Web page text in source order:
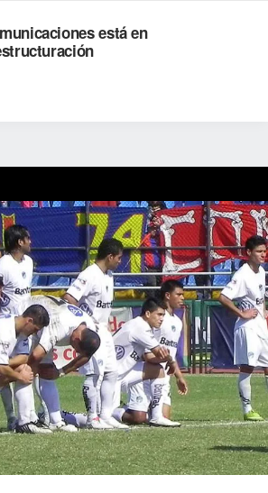
está en